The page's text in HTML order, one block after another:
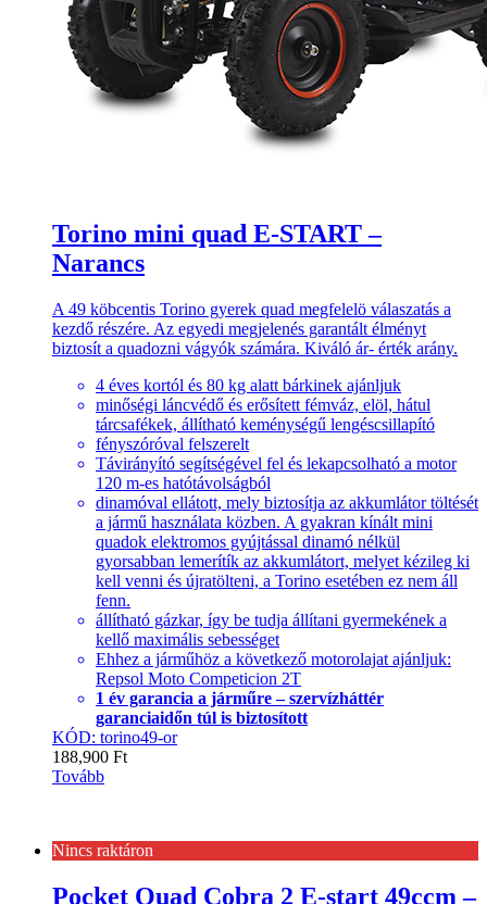
Torino mini quad E-START –
Narancs
A 49 köbcentis Torino gyerek quad megfelelö válaszatás a
kezdő részére. Az egyedi megjelenés garantált élményt
biztosít a quadozni vágyók számára. Kiváló ár- érték arány.
4 éves kortól és 80 kg alatt bárkinek ajánljuk
minőségi láncvédő és erősített fémváz, elöl, hátul
tárcsafékek, állítható keménységű lengéscsillapító
fényszóróval felszerelt
Távirányító segítségével fel és lekapcsolható a motor
120 m-es hatótávolságból
dinamóval ellátott, mely biztosítja az akkumlátor töltését
a jármű használata közben. A gyakran kínált mini
quadok elektromos gyújtással dinamó nélkül
gyorsabban lemerítík az akkumlátort, melyet kézileg ki
kell venni és újratölteni, a Torino esetében ez nem áll
fenn.
állítható gázkar, így be tudja állítani gyermekének a
kellő maximális sebességet
Ehhez a járműhöz a következő motorolajat ajánljuk:
Repsol Moto Competicion 2T
1 év garancia a járműre – szervízháttér
garanciaidőn túl is biztosított
KÓD: torino49-or
188,900 Ft
Tovább
Nincs raktáron
Pocket Quad Cobra 2 E-start 49ccm –